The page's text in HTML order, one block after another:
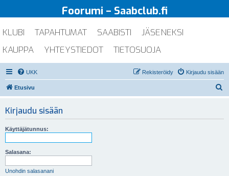
Foorumi – Saabclub.fi
KLUBI TAPAHTUMAT SAABISTI
JÄSENEKSI
KAUPPA
YHTEYSTIEDOT TIETOSUOJA
UKK Kirjaudu sisään
Rekisteröidy
Etusivu
Kirjaudu sisään
Käyttäjätunnus:
Salasana:
Unohdin salasanani